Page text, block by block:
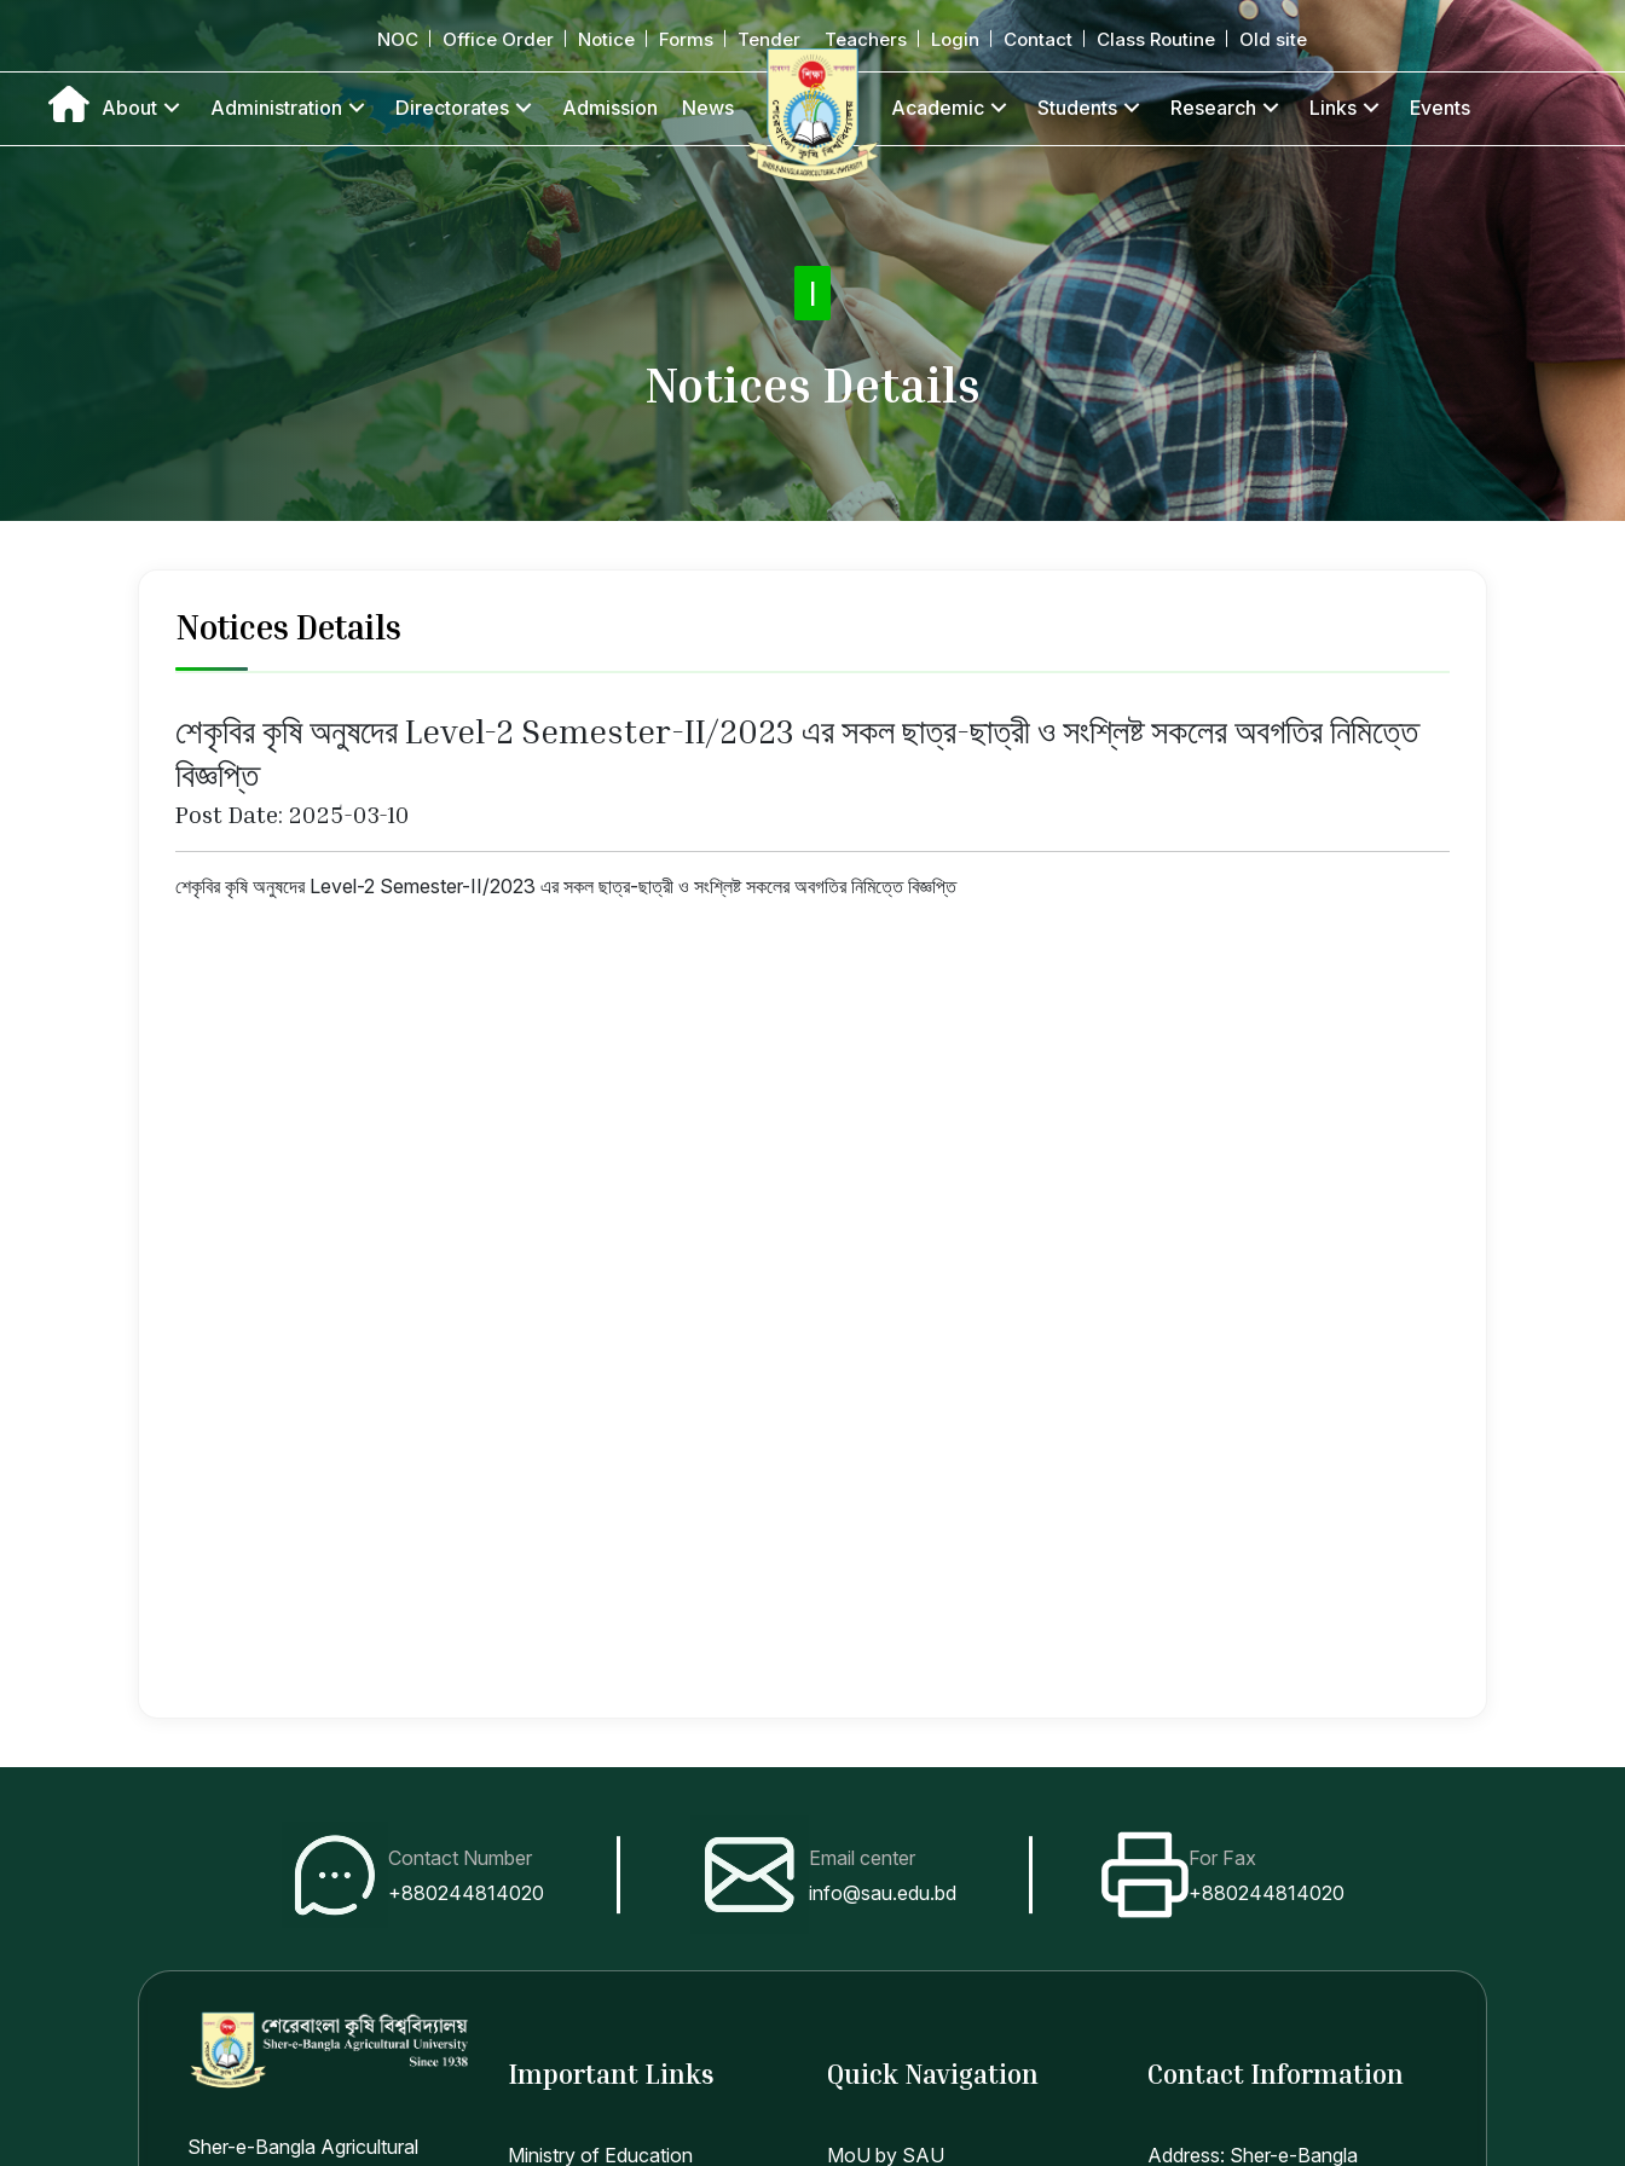
NOC Office Order Notice Forms Tender Teachers Login Contact Class Routine Old site
About Administration Directorates Admission News Academic Students Research Links Events
|
Notices Details
Notices Details
শেকৃবির কৃষি অনুষদের Level-2 Semester-II/2023 এর সকল ছাত্র-ছাত্রী ও সংশ্লিষ্ট সকলের অবগতির নিমিত্তে
বিজ্ঞপ্তি
Post Date: 2025-03-10
শেকৃবির কৃষি অনুষদের Level-2 Semester-II/2023 এর সকল ছাত্র-ছাত্রী ও সংশ্লিষ্ট সকলের অবগতির নিমিত্তে বিজ্ঞপ্তি
Contact Number
+880244814020
Email center
info@sau.edu.bd
For Fax
+880244814020
Sher-e-Bangla Agricultural
Important Links
Ministry of Education
Quick Navigation
MoU by SAU
Contact Information
Address: Sher-e-Bangla